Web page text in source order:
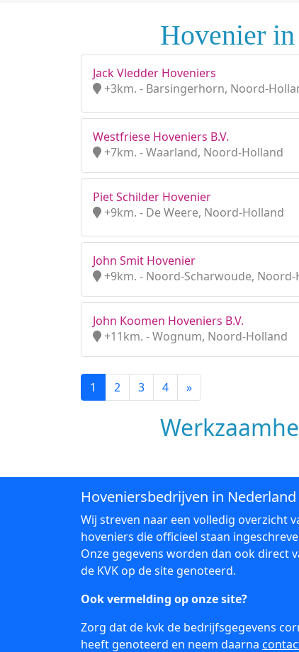
Hovenier
Jack Vledder Hoveniers
+3km. - Barsingerhorn, Noord-
Westfriese Hoveniers B.V.
+7km. - Waarland, Noord-Holland
Piet Schilder Hovenier
+9km. - De Weere, Noord-Holland
John Smit Hovenier
+9km. - Noord-Scharwoude,
John Koomen Hoveniers B.V.
+11km. - Wognum, Noord-Holland
1 2 3 4 »
Hoveniersbedrijven in Nederland
Wij streven naar een volledig overzicht
hoveniers die officieel staan
Onze gegevens worden dan ook direct
de KVK op de site genoteerd.
Ook vermelding op onze site?
Zorg dat de kvk de bedrijfsgegevens
heeft genoteerd en neem daarna